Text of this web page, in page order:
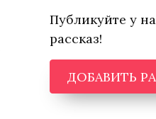
Публикуйте у
рассказ!
ДОБАВИТЬ